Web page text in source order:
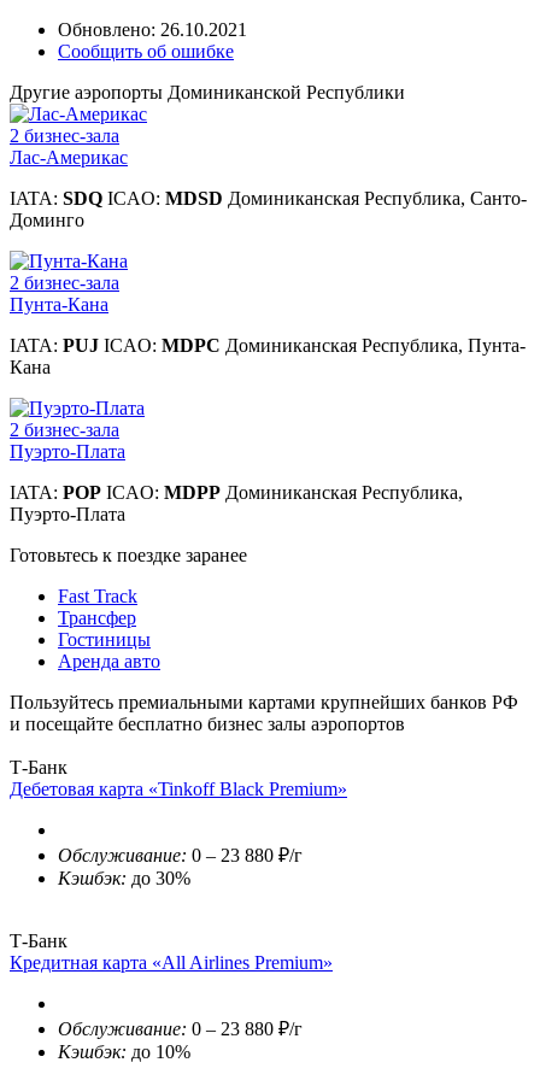
Обновлено: 26.10.2021
Сообщить об ошибке
Другие аэропорты Доминиканской Республики
2 бизнес-зала
Лас-Америкас
IATA: SDQ ICAO: MDSD Доминиканская Республика, Санто-
Доминго
2 бизнес-зала
Пунта-Кана
IATA: PUJ ICAO: MDPC Доминиканская Республика, Пунта-
Кана
2 бизнес-зала
Пуэрто-Плата
IATA: POP ICAO: MDPP Доминиканская Республика,
Пуэрто-Плата
Готовьтесь к поездке заранее
Fast Track
Трансфер
Гостиницы
Аренда авто
Пользуйтесь премиальными картами крупнейших банков РФ
и посещайте бесплатно бизнес залы аэропортов
Т-Банк
Дебетовая карта «Tinkoff Black Premium»
Обслуживание: 0 – 23 880 ₽/г
Кэшбэк: до 30%
Т-Банк
Кредитная карта «All Airlines Premium»
Обслуживание: 0 – 23 880 ₽/г
Кэшбэк: до 10%